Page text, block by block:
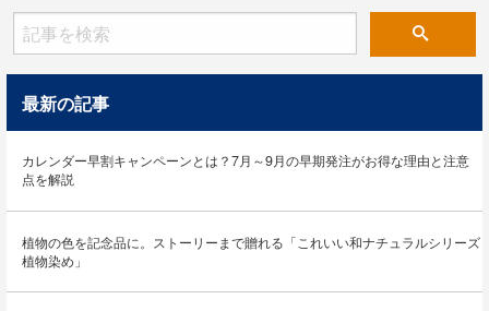
最新の記事
カレンダー早割キャンペーンとは？7月～9月の早期発注がお得な理由と注意
点を解説
植物の色を記念品に。ストーリーまで贈れる「これいい和ナチュラルシリーズ
植物染め」